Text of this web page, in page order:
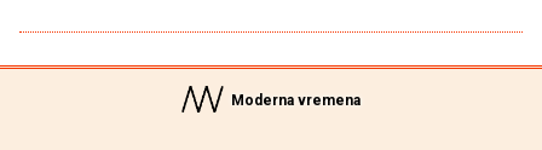
Moderna vremena